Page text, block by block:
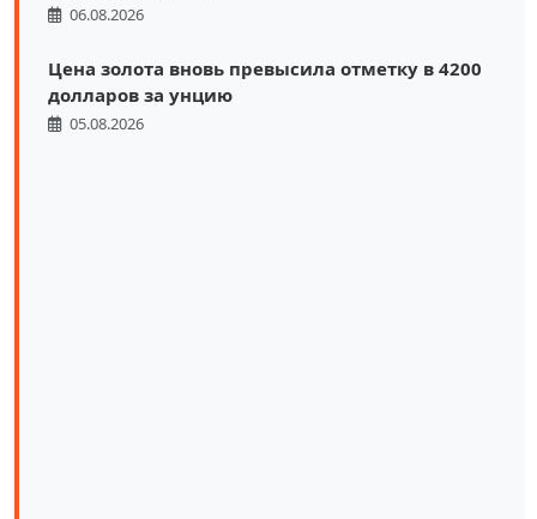
06.08.2026
Цена золота вновь превысила отметку в 4200
долларов за унцию
05.08.2026